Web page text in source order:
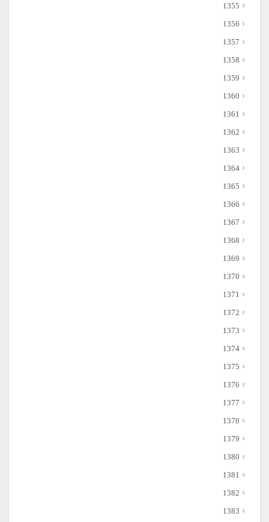
1355
1356
1357
1358
1359
1360
1361
1362
1363
1364
1365
1366
1367
1368
1369
1370
1371
1372
1373
1374
1375
1376
1377
1378
1379
1380
1381
1382
1383